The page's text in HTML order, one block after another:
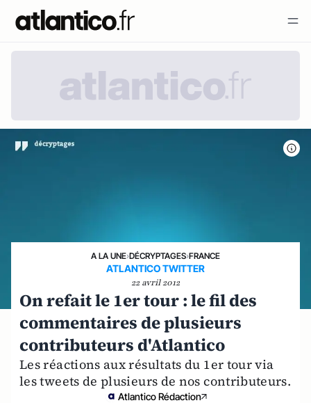
A LA UNE›DÉCRYPTAGES›FRANCE
ATLANTICO TWITTER
22 avril 2012
On refait le 1er tour : le fil des
commentaires de plusieurs
contributeurs d'Atlantico
Les réactions aux résultats du 1er tour via
les tweets de plusieurs de nos contributeurs.
Atlantico Rédaction